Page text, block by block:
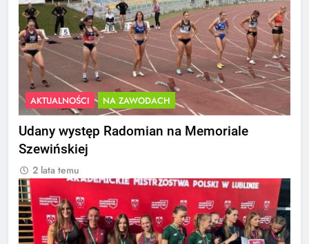
AKTUALNOŚCI NA ZAWODACH
Udany występ Radomian na Memoriale
Szewińskiej
2 lata temu